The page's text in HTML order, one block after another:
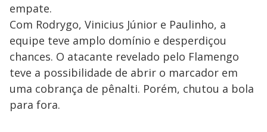
empate.
Com Rodrygo, Vinicius Júnior e Paulinho, a
equipe teve amplo domínio e desperdiçou
chances. O atacante revelado pelo Flamengo
teve a possibilidade de abrir o marcador em
uma cobrança de pênalti. Porém, chutou a bola
para fora.